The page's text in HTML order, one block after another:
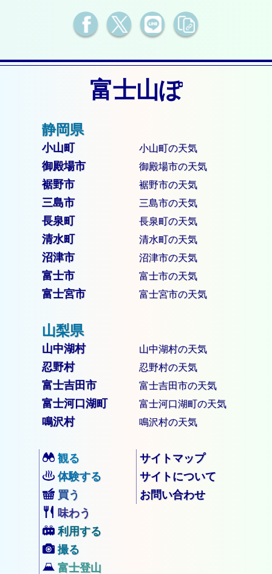
富士山ぽ
小山町
御殿場市
裾野市
三島市
長泉町
清水町
沼津市
富士市
富士宮市
小山町の天気
御殿場市の天気
裾野市の天気
三島市の天気
長泉町の天気
清水町の天気
沼津市の天気
富士市の天気
富士宮市の天気
山中湖村
忍野村
富士吉田市
富士河口湖町
鳴沢村
山中湖村の天気
忍野村の天気
富士吉田市の天気
富士河口湖町の天気
鳴沢村の天気
観る
体験する
買う
味わう
利用する
撮る
富士登山
サイトマップ
サイトについて
お問い合わせ